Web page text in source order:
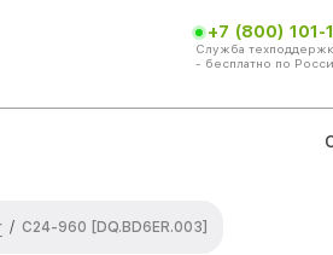
+7 (800) 101-
Служба
- бесплатно по
/ C24-960 [DQ.BD6ER.003]